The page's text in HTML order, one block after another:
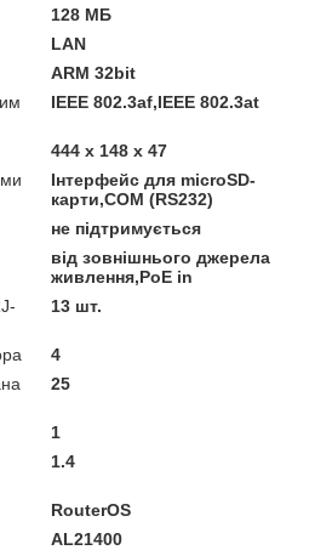
128 МБ
LAN
ARM 32bit
IEEE 802.3af,IEEE 802.3at
444 x 148 x 47
Інтерфейс для microSD-
карти,COM (RS232)
не підтримується
від зовнішнього джерела
живлення,PoE in
13 шт.
4
25
1
1.4
RouterOS
AL21400